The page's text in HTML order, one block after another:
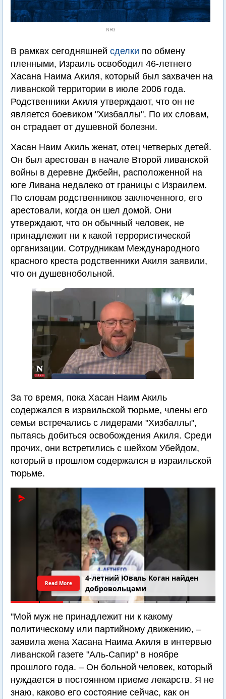
NRG
В рамках сегодняшней сделки по обмену
пленными, Израиль освободил 46-летнего
Хасана Наима Акиля, который был захвачен на
ливанской территории в июле 2006 года.
Родственники Акиля утверждают, что он не
является боевиком "Хизбаллы". По их словам,
он страдает от душевной болезни.
Хасан Наим Акиль женат, отец четверых детей.
Он был арестован в начале Второй ливанской
войны в деревне Джбейн, расположенной на
юге Ливана недалеко от границы с Израилем.
По словам родственников заключенного, его
арестовали, когда он шел домой. Они
утверждают, что он обычный человек, не
принадлежит ни к какой террористической
организации. Сотрудникам Международного
красного креста родственники Акиля заявили,
что он душевнобольной.
За то время, пока Хасан Наим Акиль
содержался в израильской тюрьме, члены его
семьи встречались с лидерами "Хизбаллы",
пытаясь добиться освобождения Акиля. Среди
прочих, они встретились с шейхом Убейдом,
который в прошлом содержался в израильской
тюрьме.
4-летний Юваль Коган найден
добровольцами
Read More
"Мой муж не принадлежит ни к какому
политическому или партийному движению, –
заявила жена Хасана Наима Акиля в интервью
ливанской газете "Аль-Сапир" в ноябре
прошлого года. – Он больной человек, который
нуждается в постоянном приеме лекарств. Я не
знаю, каково его состояние сейчас, как он